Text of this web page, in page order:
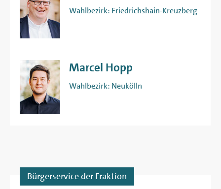
Wahlbezirk: Friedrichshain-Kreuzberg
Marcel Hopp
Wahlbezirk: Neukölln
Bürgerservice der Fraktion